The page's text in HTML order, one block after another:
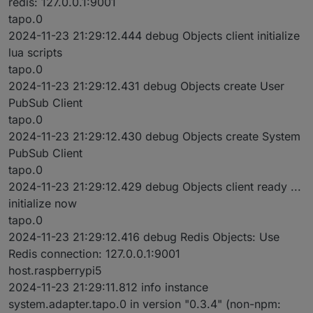
tapo.0
2024-11-23 21:29:12.444 debug Objects client initialize
lua scripts
tapo.0
2024-11-23 21:29:12.431 debug Objects create User
PubSub Client
tapo.0
2024-11-23 21:29:12.430 debug Objects create System
PubSub Client
tapo.0
2024-11-23 21:29:12.429 debug Objects client ready ...
initialize now
tapo.0
2024-11-23 21:29:12.416 debug Redis Objects: Use
Redis connection: 127.0.0.1:9001
host.raspberrypi5
2024-11-23 21:29:11.812 info instance
system.adapter.tapo.0 in version "0.3.4" (non-npm: